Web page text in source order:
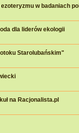
w badaniach
dla liderów ekologii
Starolubańskim"
na Racjonalista.pl